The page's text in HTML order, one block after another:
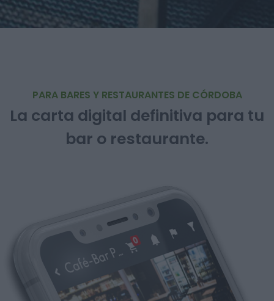
PARA BARES Y RESTAURANTES DE CÓRDOBA
La carta digital definitiva para tu
bar o restaurante.